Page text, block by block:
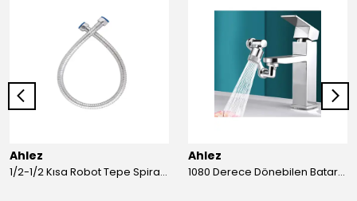
Ahlez
1/2-1/2 Kısa Robot Tepe Spiral Duş Hortumu 60cm
Ahlez
1080 Derece Dönebilen Batarya Musluk Başlığı Krom Batarya 2 Fonksiyonlu Musluk Başlığı